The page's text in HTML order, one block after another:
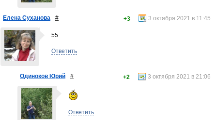
Елена Суханова # 3 октября 2021 в 11:45
+3
55
Ответить
Одиноков Юрий # 3 октября 2021 в 21:06
+2
Ответить